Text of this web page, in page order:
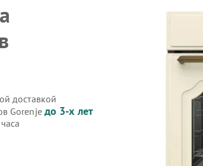
доставкой
Gorenje до 3-х лет